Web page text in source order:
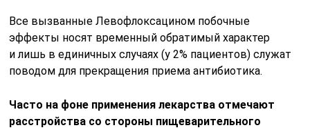
Все вызванные Левофлоксацином побочные
эффекты носят временный обратимый характер
и лишь в единичных случаях (у 2% пациентов) служат
поводом для прекращения приема антибиотика.
Часто на фоне применения лекарства отмечают
расстройства со стороны пищеварительного